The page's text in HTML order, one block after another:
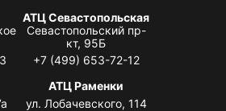
АТЦ Севастопольская
Севастопольский пр-
кт, 95Б
+7 (499) 653-72-12
АТЦ Раменки
ул. Лобачевского, 114